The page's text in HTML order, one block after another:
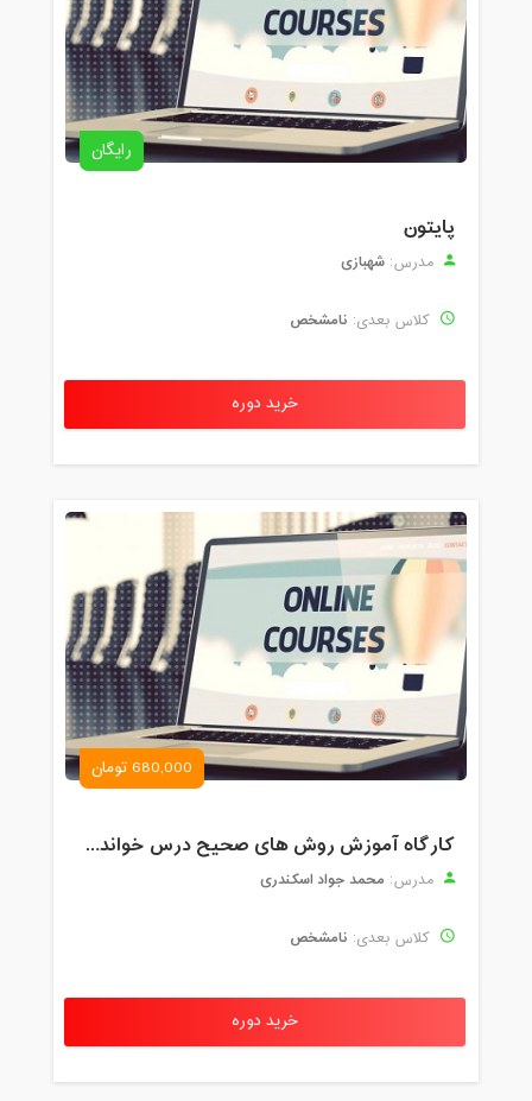
رایگان
پایتون
مدرس: شهبازی
کلاس بعدی: نامشخص
خرید دوره
680,000 تومان
کارگاه آموزش روش های صحیح درس خواندن همراه با یادگیری بدون فراموشی
مدرس: محمد جواد اسکندری
کلاس بعدی: نامشخص
خرید دوره